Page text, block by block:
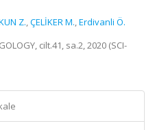
Z.,ÇELİKER M.,Erdivanli Ö.
cilt.41, sa.2, 2020 (SCI-